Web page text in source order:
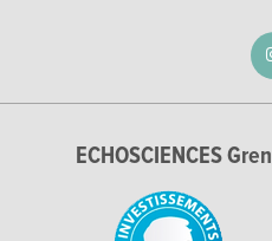
ECHOSCIENCES